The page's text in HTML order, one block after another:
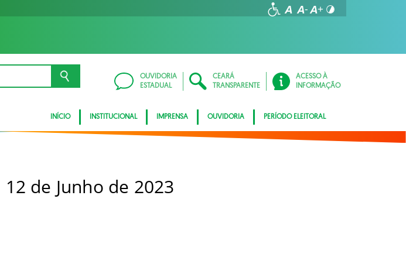
OUVIDORIA
ESTADUAL
CEARÁ
TRANSPARENTE
ACESSO À
INFORMAÇÃO
INÍCIO INSTITUCIONAL IMPRENSA OUVIDORIA PERÍODO ELEITORAL
12 de Junho de 2023